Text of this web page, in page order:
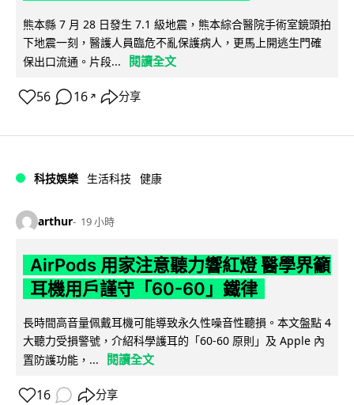
熊本縣 7 月 28 日發生 7.1 級地震，熊本綜合醫院手術室鏡頭拍
下地震一刻，醫護人員臨危不亂保護病人，更馬上開逃生門確
保出口流通。片段...
閱讀全文
56 16 ↗ 分享
科技娛樂 生活科技 健康
arthur 19 小時
AirPods 用家注意聽力響紅燈 醫學界籲
耳機用戶謹守「60-60」鐵律
長時間高音量佩戴耳機可能導致永久性噪音性聽損。本文盤點 4
大聽力受損警號，介紹科學護耳的「60-60 原則」及 Apple 內
置防護功能，...
閱讀全文
16 分享